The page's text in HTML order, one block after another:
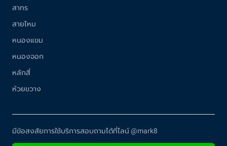
สาทร
สายไหม
หนองแขม
หนองจอก
หลักสี่
ห้วยขวาง
มีข้อสงสัยการใช้บริการสอบถามได้ที่ไลน์ @mark8